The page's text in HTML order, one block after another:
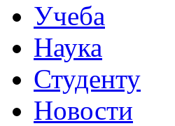
Учеба
Наука
Студенту
Новости